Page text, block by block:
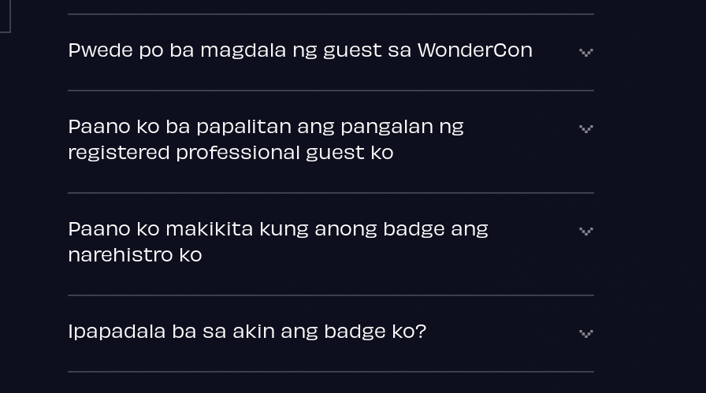
Pwede po ba magdala ng guest sa WonderCon
Paano ko ba papalitan ang pangalan ng
registered professional guest ko
Paano ko makikita kung anong badge ang
narehistro ko
Ipapadala ba sa akin ang badge ko?